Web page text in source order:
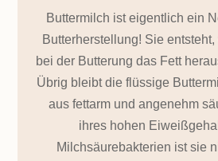
Buttermilch ist eigentlich ein
Butterherstellung! Sie
bei der Butterung das Fett
Übrig bleibt die flüssige
aus fettarm und angenehm
ihres hohen
Milchsäurebakterien ist sie